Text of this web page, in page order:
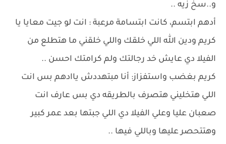
و..سخ زيه ..
أدهم ابتسم، كانت ابتسامة مرعبة : انت لو جيت معايا يا
كريم ودين الله اللي خلقك واللي خلقني ما هتطلع من
الفيلا دي عايش خد رجالتك ولم كرامتك احسن ..
كريم بغضب واستفزاز: أنا مبتهددش ياادهم بس انت
اللي هتخليني هتصرف بالطريقه دي بس عارف انت
صعبان عليا وعلي الفيلا دي اللي جبتها بعد عمر كبير
وهتتحصر عليها وباللي فيها ..